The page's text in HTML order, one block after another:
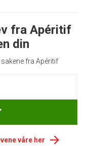
fra Apéritif
din
fra Apéritif
våre her